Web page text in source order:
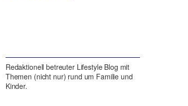
Redaktionell betreuter Lifestyle Blog mit
Themen (nicht nur) rund um Familie und
Kinder.